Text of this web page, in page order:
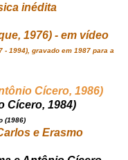
inédita
1976) - em vídeo
- 1994), gravado em 1987 para a
Cícero, 1986)
Cícero, 1984)
(1986)
e Erasmo